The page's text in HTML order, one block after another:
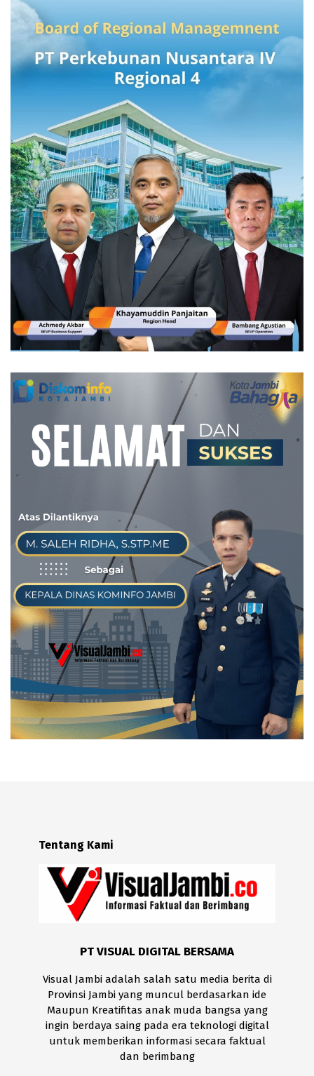
Tentang Kami
PT VISUAL DIGITAL BERSAMA
Visual Jambi adalah salah satu media berita di
Provinsi Jambi yang muncul berdasarkan ide
Maupun Kreatifitas anak muda bangsa yang
ingin berdaya saing pada era teknologi digital
untuk memberikan informasi secara faktual
dan berimbang